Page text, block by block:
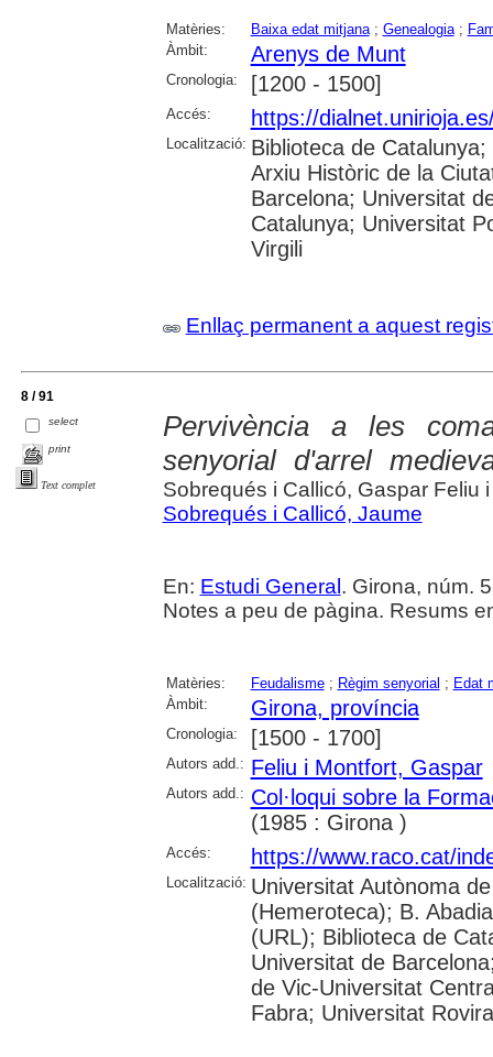
Matèries: Baixa edat mitjana; Genealogia;
Àmbit:
Arenys de Munt
Cronologia: [1200 - 1500]
Accés: https://
Localització: Biblioteca de
Arxiu Històric de la
Barcelona; Universitat
Catalunya; Universitat
Virgili
Enllaç permanent a aquest
8 / 91
select
print
Text complet
Pervivència a les
senyorial d'arrel
Sobrequés i Callicó, Gaspar Feliu
Sobrequés i Callicó, Jaume
En: Estudi General. Girona, núm.
Notes a peu de pàgina. Resums
Matèries: Feudalisme; Règim senyorial ; Edat
Àmbit:
Girona, província
Cronologia: [1500 - 1700]
Autors add.: Feliu i Montfort, Gaspar
Autors add.: Col·loqui sobre la
(1985 : Girona )
Accés: https://www.raco.cat/
Localització: Universitat Autònoma
(Hemeroteca); B.
(URL); Biblioteca de
Universitat de
de Vic-Universitat
Fabra; Universitat